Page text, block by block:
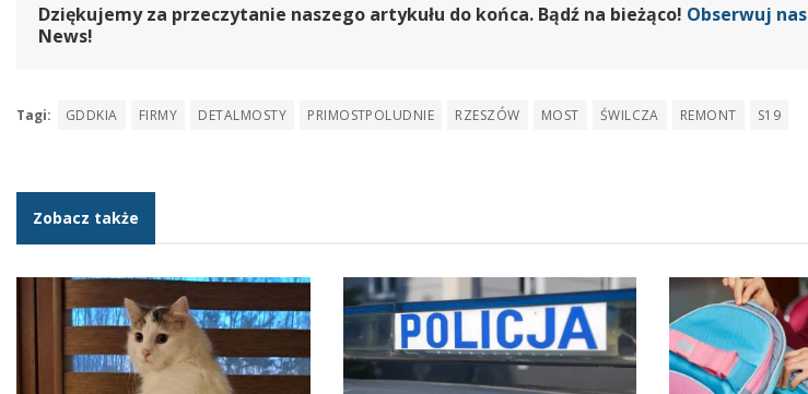
Dziękujemy za przeczytanie naszego artykułu do końca. Bądź na bieżąco! Obserwuj nas
News!
Tagi: GDDKIA FIRMY DETALMOSTY PRIMOSTPOLUDNIE RZESZÓW MOST ŚWILCZA REMONT S19
Zobacz także